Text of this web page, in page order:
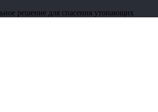
решение для спасения утопающих